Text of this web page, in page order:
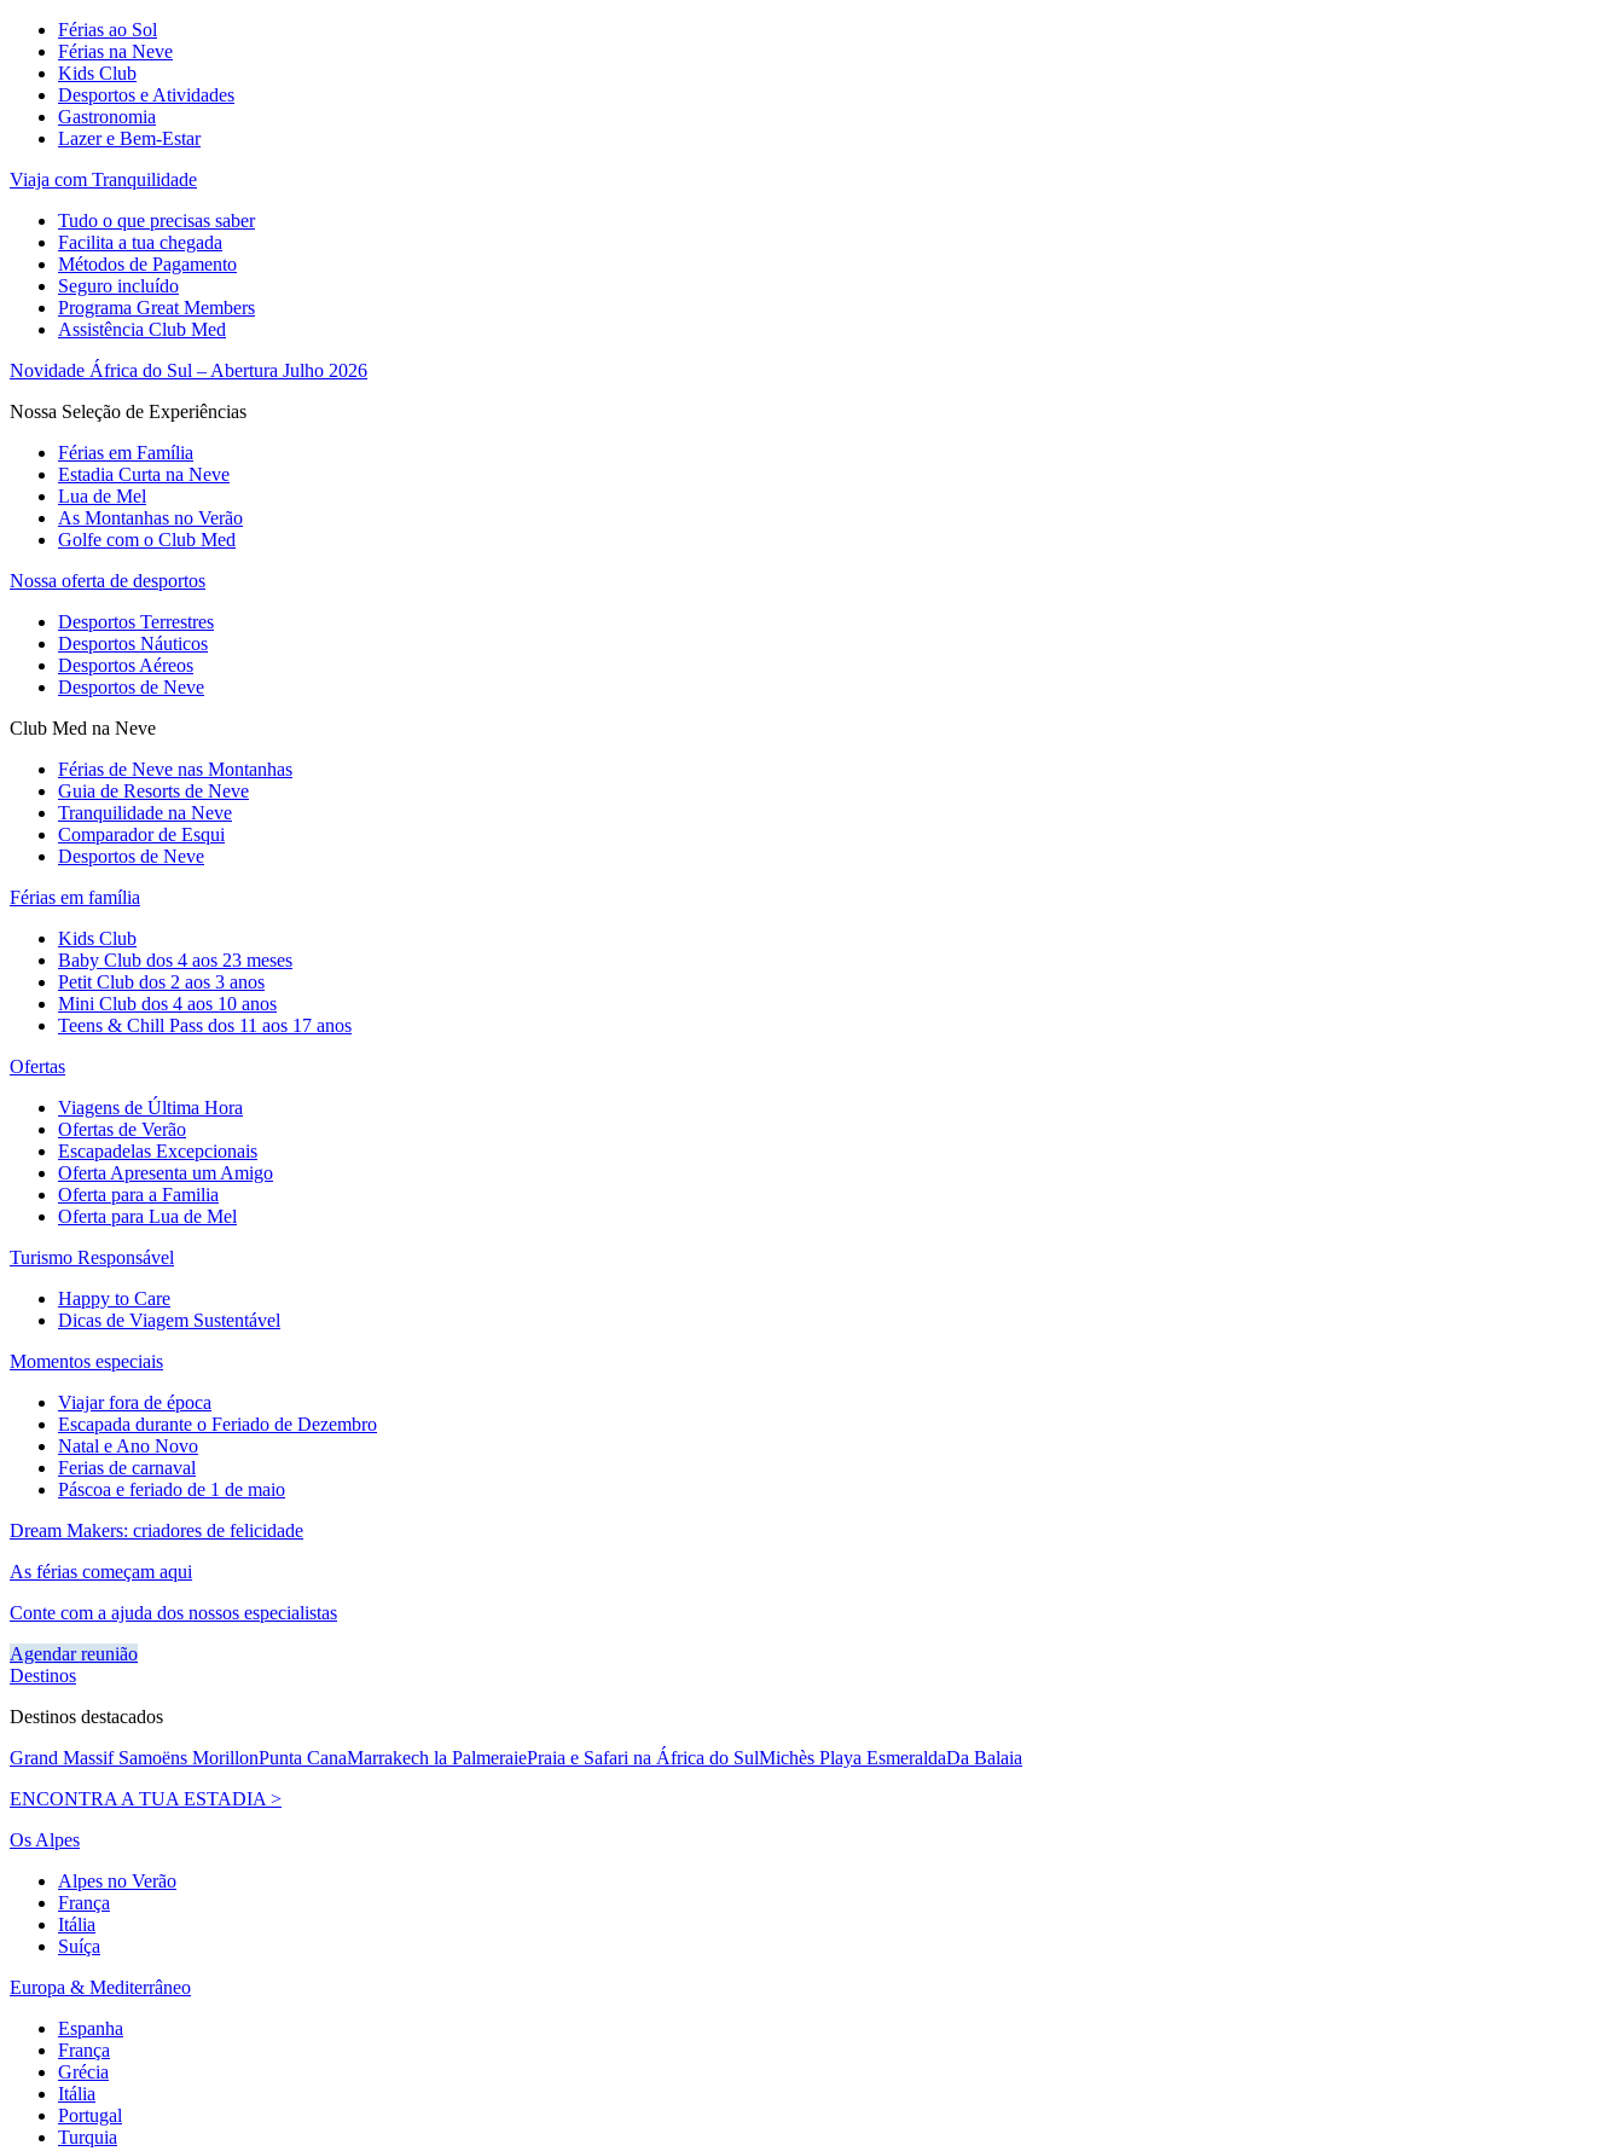
Férias ao Sol
Férias na Neve
Kids Club
Desportos e Atividades
Gastronomia
Lazer e Bem-Estar
Viaja com Tranquilidade
Tudo o que precisas saber
Facilita a tua chegada
Métodos de Pagamento
Seguro incluído
Programa Great Members
Assistência Club Med
Novidade África do Sul – Abertura Julho 2026
Nossa Seleção de Experiências
Férias em Família
Estadia Curta na Neve
Lua de Mel
As Montanhas no Verão
Golfe com o Club Med
Nossa oferta de desportos
Desportos Terrestres
Desportos Náuticos
Desportos Aéreos
Desportos de Neve
Club Med na Neve
Férias de Neve nas Montanhas
Guia de Resorts de Neve
Tranquilidade na Neve​
Comparador de Esqui
Desportos de Neve
Férias em família
Kids Club
Baby Club dos 4 aos 23 meses
Petit Club dos 2 aos 3 anos
Mini Club dos 4 aos 10 anos
Teens & Chill Pass dos 11 aos 17 anos
Ofertas
Viagens de Última Hora
Ofertas de Verão
Escapadelas Excepcionais
Oferta Apresenta um Amigo
Oferta para a Familia
Oferta para Lua de Mel
Turismo Responsável
Happy to Care
Dicas de Viagem Sustentável
Momentos especiais
Viajar fora de época
Escapada durante o Feriado de Dezembro
Natal e Ano Novo
Ferias de carnaval
Páscoa e feriado de 1 de maio
Dream Makers: criadores de felicidade
As férias começam aqui
Conte com a ajuda dos nossos especialistas
Agendar reunião
Destinos
Destinos destacados
Grand Massif Samoëns MorillonPunta CanaMarrakech la PalmeraiePraia e Safari na África do SulMichès Playa EsmeraldaDa Balaia
ENCONTRA A TUA ESTADIA >
Os Alpes
Alpes no Verão
França
Itália
Suíça
Europa & Mediterrâneo
Espanha
França
Grécia
Itália
Portugal
Turquia